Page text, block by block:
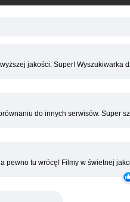
jakości. Super! Wyszukiwarka
do innych serwisów. Super
pewno tu wrócę! Filmy w świetnej